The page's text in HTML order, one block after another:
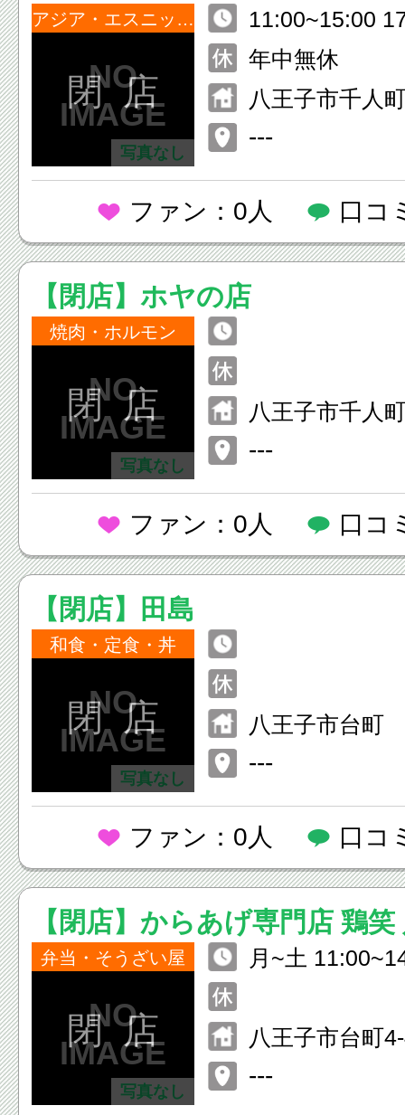
アジア・エスニック料理
写真なし
閉 店
11:00~15:00
年中無休
八王子市千人
---
ファン：0人 口コ
【閉店】ホヤの店
焼肉・ホルモン
写真なし
閉 店 八王子市千人
---
ファン：0人 口コ
【閉店】田島
和食・定食・丼
写真なし
閉 店 八王子市台町
---
ファン：0人 口コ
【閉店】からあげ専門店 鶏
弁当・そうざい屋
写真なし
閉 店
月~土
八王子市台町
---